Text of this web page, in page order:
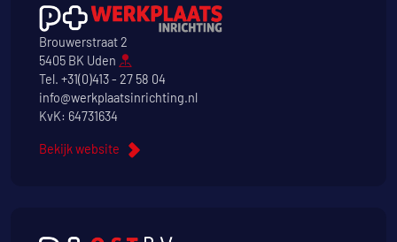
Brouwerstraat 2
5405 BK Uden
Tel. +31(0)413 - 27 58 04
info@werkplaatsinrichting.nl
KvK: 64731634
Bekijk website